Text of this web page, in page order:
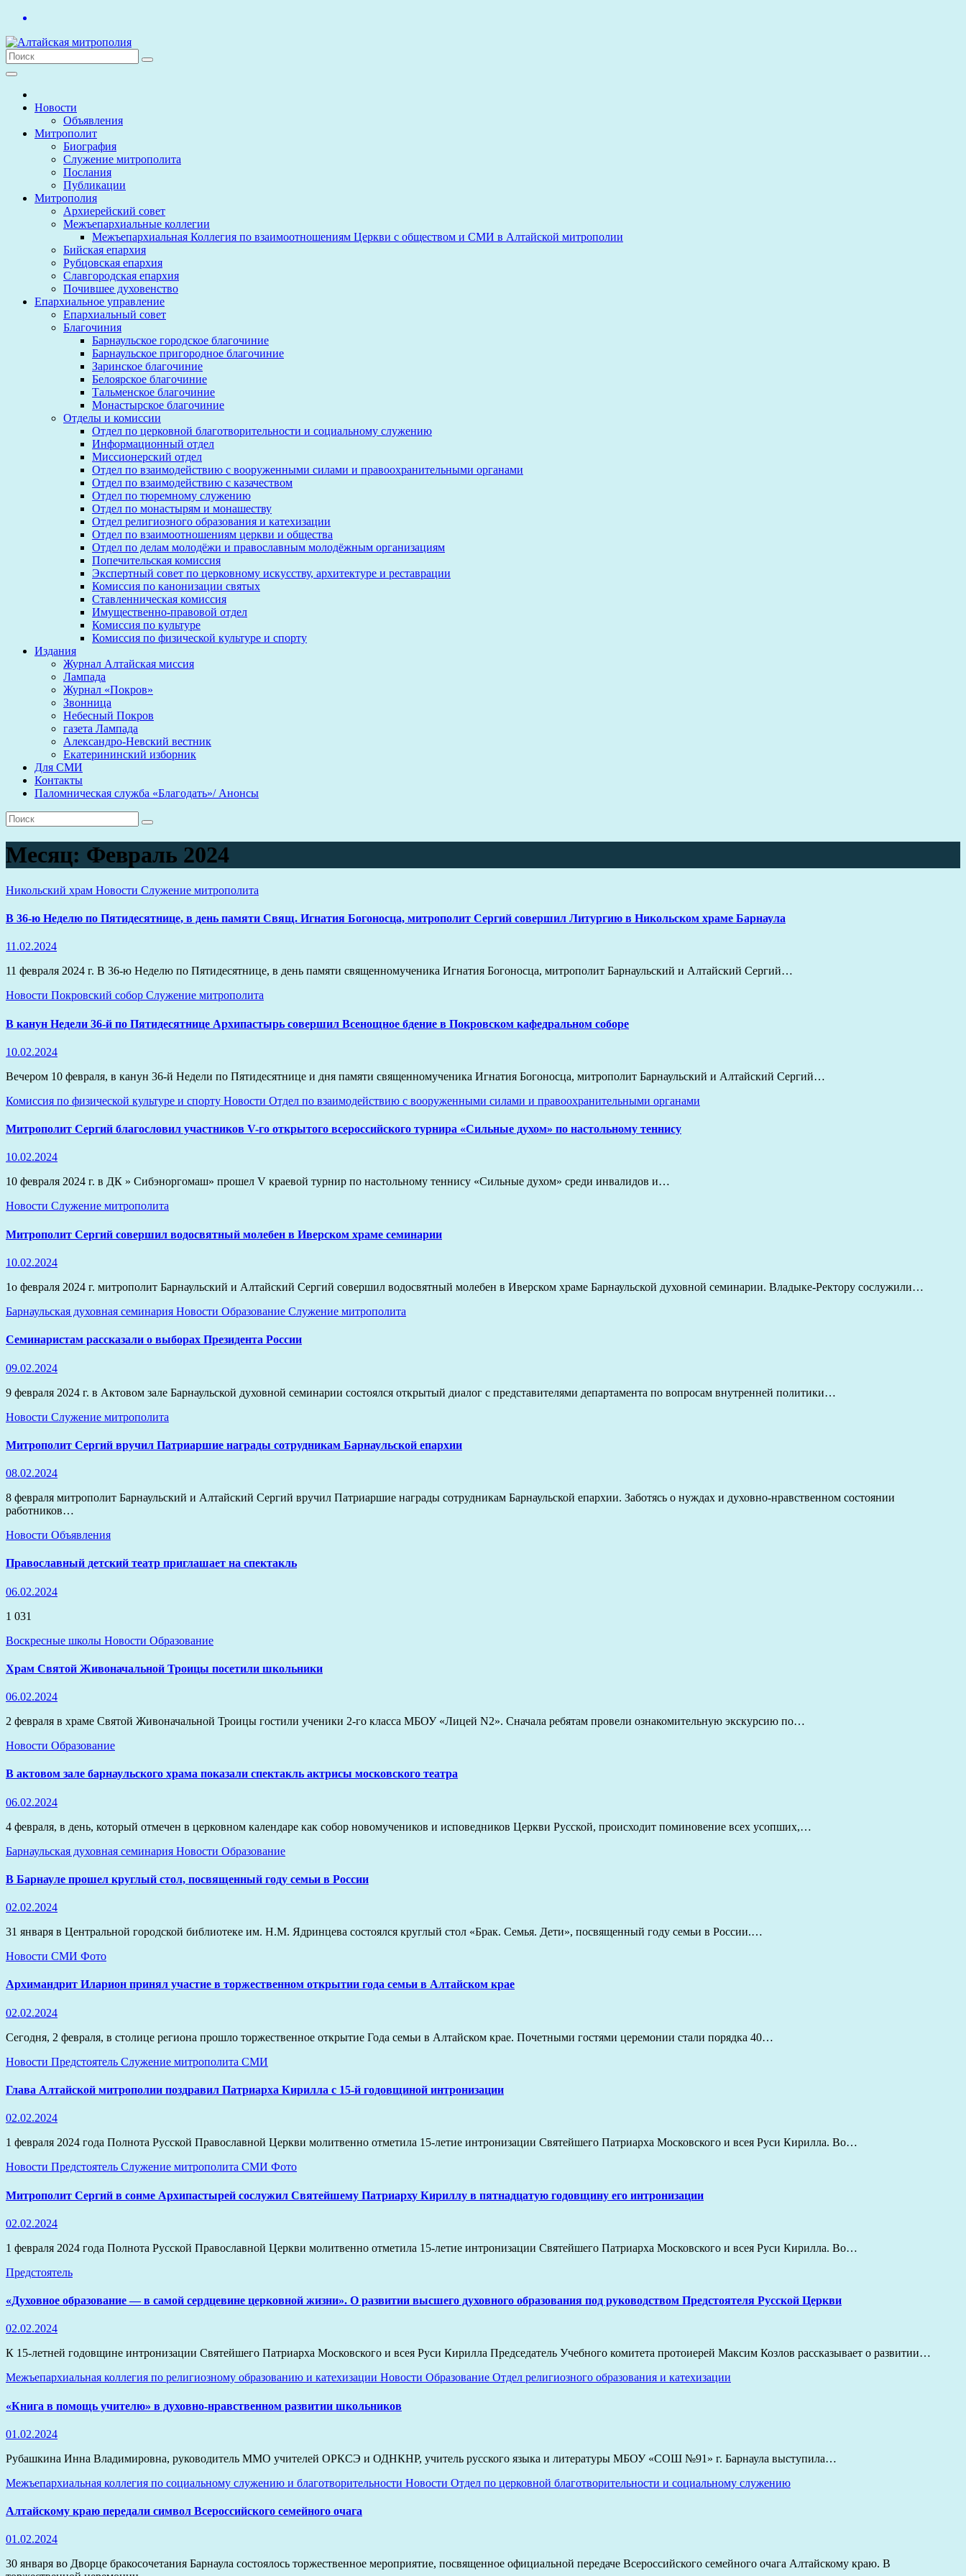
Перейти
содержимому
Новости
Объявления
Митрополит
Биография
Служение митрополита
Послания
Публикации
Митрополия
Архиерейский совет
Межъепархиальные коллегии
Межъепархиальная Коллегия по взаимоотношениям Церкви с обществом и СМИ в Алтайской митрополии
Бийская епархия
Рубцовская епархия
Славгородская епархия
Почившее духовенство
Епархиальное управление
Епархиальный совет
Благочиния
Барнаульское городское благочиние
Барнаульское пригородное благочиние
Заринское благочиние
Белоярское благочиние
Тальменское благочиние
Монастырское благочиние
Отделы и комиссии
Отдел по церковной благотворительности и социальному служению
Информационный отдел
Миссионерский отдел
Отдел по взаимодействию с вооруженными силами и правоохранительными органами
Отдел по взаимодействию с казачеством
Отдел по тюремному служению
Отдел по монастырям и монашеству
Отдел религиозного образования и катехизации
Отдел по взаимоотношениям церкви и общества
Отдел по делам молодёжи и православным молодёжным организациям
Попечительская комиссия
Экспертный совет по церковному искусству, архитектуре и реставрации
Комиссия по канонизации святых
Ставленническая комиссия
Имущественно-правовой отдел
Комиссия по культуре
Комиссия по физической культуре и спорту
Издания
Журнал Алтайская миссия
Лампада
Журнал «Покров»
Звонница
Небесный Покров
газета Лампада
Александро-Невский вестник
Екатерининский изборник
Для СМИ
Контакты
Паломническая служба «Благодать»/ Анонсы
Месяц: Февраль 2024
Никольский храм Новости Служение митрополита
В 36-ю Неделю по Пятидесятнице, в день памяти Свящ. Игнатия Богоносца, митрополит Сергий совершил Литургию в Никольском храме Барнаула
11.02.2024
11 февраля 2024 г. В 36-ю Неделю по Пятидесятнице, в день памяти священномученика Игнатия Богоносца, митрополит Барнаульский и Алтайский Сергий…
Новости Покровский собор Служение митрополита
В канун Недели 36-й по Пятидесятнице Архипастырь совершил Всенощное бдение в Покровском кафедральном соборе
10.02.2024
Вечером 10 февраля, в канун 36-й Недели по Пятидесятнице и дня памяти священномученика Игнатия Богоносца, митрополит Барнаульский и Алтайский Сергий…
Комиссия по физической культуре и спорту Новости Отдел по взаимодействию с вооруженными силами и правоохранительными органами
Митрополит Сергий благословил участников V-го открытого всероссийского турнира «Сильные духом» по настольному теннису
10.02.2024
10 февраля 2024 г. в ДК » Сибэноргомаш» прошел V краевой турнир по настольному теннису «Сильные духом» среди инвалидов и…
Новости Служение митрополита
Митрополит Сергий совершил водосвятный молебен в Иверском храме семинарии
10.02.2024
1о февраля 2024 г. митрополит Барнаульский и Алтайский Сергий совершил водосвятный молебен в Иверском храме Барнаульской духовной семинарии. Владыке-Ректору сослужили…
Барнаульская духовная семинария Новости Образование Служение митрополита
Семинаристам рассказали о выборах Президента России
09.02.2024
9 февраля 2024 г. в Актовом зале Барнаульской духовной семинарии состоялся открытый диалог с представителями департамента по вопросам внутренней политики…
Новости Служение митрополита
Митрополит Сергий вручил Патриаршие награды сотрудникам Барнаульской епархии
08.02.2024
8 февраля митрополит Барнаульский и Алтайский Сергий вручил Патриаршие награды сотрудникам Барнаульской епархии. Заботясь о нуждах и духовно-нравственном состоянии
работников…
Новости Объявления
Православный детский театр приглашает на спектакль
06.02.2024
1 031
Воскресные школы Новости Образование
Храм Святой Живоначальной Троицы посетили школьники
06.02.2024
2 февраля в храме Святой Живоначальной Троицы гостили ученики 2-го класса МБОУ «Лицей N2». Сначала ребятам провели ознакомительную экскурсию по…
Новости Образование
В актовом зале барнаульского храма показали спектакль актрисы московского театра
06.02.2024
4 февраля, в день, который отмечен в церковном календаре как собор новомучеников и исповедников Церкви Русской, происходит поминовение всех усопших,…
Барнаульская духовная семинария Новости Образование
В Барнауле прошел круглый стол, посвященный году семьи в России
02.02.2024
31 января в Центральной городской библиотеке им. Н.М. Ядринцева состоялся круглый стол «Брак. Семья. Дети», посвященный году семьи в России.…
Новости СМИ Фото
Архимандрит Иларион принял участие в торжественном открытии года семьи в Алтайском крае
02.02.2024
Сегодня, 2 февраля, в столице региона прошло торжественное открытие Года семьи в Алтайском крае. Почетными гостями церемонии стали порядка 40…
Новости Предстоятель Служение митрополита СМИ
Глава Алтайской митрополии поздравил Патриарха Кирилла с 15-й годовщиной интронизации
02.02.2024
1 февраля 2024 года Полнота Русской Православной Церкви молитвенно отметила 15-летие интронизации Святейшего Патриарха Московского и всея Руси Кирилла. Во…
Новости Предстоятель Служение митрополита СМИ Фото
Митрополит Сергий в сонме Архипастырей сослужил Святейшему Патриарху Кириллу в пятнадцатую годовщину его интронизации
02.02.2024
1 февраля 2024 года Полнота Русской Православной Церкви молитвенно отметила 15-летие интронизации Святейшего Патриарха Московского и всея Руси Кирилла. Во…
Предстоятель
«Духовное образование — в самой сердцевине церковной жизни». О развитии высшего духовного образования под руководством Предстоятеля Русской Церкви
02.02.2024
К 15-летней годовщине интронизации Святейшего Патриарха Московского и всея Руси Кирилла Председатель Учебного комитета протоиерей Максим Козлов рассказывает о развитии…
Межъепархиальная коллегия по религиозному образованию и катехизации Новости Образование Отдел религиозного образования и катехизации
«Книга в помощь учителю» в духовно-нравственном развитии школьников
01.02.2024
Рубашкина Инна Владимировна, руководитель ММО учителей ОРКСЭ и ОДНКНР, учитель русского языка и литературы МБОУ «СОШ №91» г. Барнаула выступила…
Межъепархиальная коллегия по социальному служению и благотворительности Новости Отдел по церковной благотворительности и социальному служению
Алтайскому краю передали символ Всероссийского семейного очага
01.02.2024
30 января во Дворце бракосочетания Барнаула состоялось торжественное мероприятие, посвященное официальной передаче Всероссийского семейного очага Алтайскому краю. В